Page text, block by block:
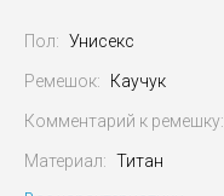
Пол: Унисекс
Ремешок: Каучук
Комментарий к ремешку:
Материал: Титан